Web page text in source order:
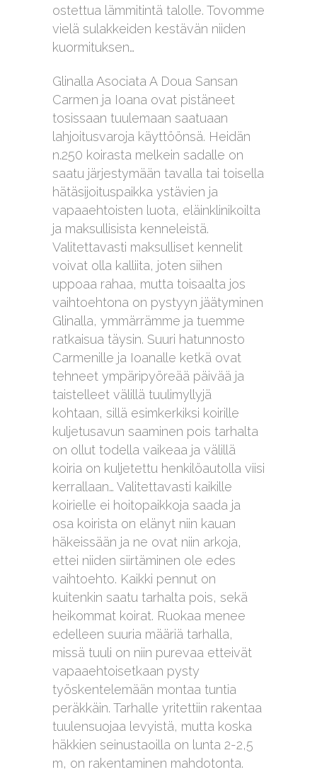
ostettua lämmitintä talolle. Tovomme
vielä sulakkeiden kestävän niiden
kuormituksen…
Glinalla Asociata A Doua Sansan
Carmen ja Ioana ovat pistäneet
tosissaan tuulemaan saatuaan
lahjoitusvaroja käyttöönsä. Heidän
n.250 koirasta melkein sadalle on
saatu järjestymään tavalla tai toisella
hätäsijoituspaikka ystävien ja
vapaaehtoisten luota, eläinklinikoilta
ja maksullisista kenneleistä.
Valitettavasti maksulliset kennelit
voivat olla kalliita, joten siihen
uppoaa rahaa, mutta toisaalta jos
vaihtoehtona on pystyyn jäätyminen
Glinalla, ymmärrämme ja tuemme
ratkaisua täysin. Suuri hatunnosto
Carmenille ja Ioanalle ketkä ovat
tehneet ympäripyöreää päivää ja
taistelleet välillä tuulimyllyjä
kohtaan, sillä esimkerkiksi koirille
kuljetusavun saaminen pois tarhalta
on ollut todella vaikeaa ja välillä
koiria on kuljetettu henkilöautolla viisi
kerrallaan… Valitettavasti kaikille
koirielle ei hoitopaikkoja saada ja
osa koirista on elänyt niin kauan
häkeissään ja ne ovat niin arkoja,
ettei niiden siirtäminen ole edes
vaihtoehto. Kaikki pennut on
kuitenkin saatu tarhalta pois, sekä
heikommat koirat. Ruokaa menee
edelleen suuria määriä tarhalla,
missä tuuli on niin purevaa etteivät
vapaaehtoisetkaan pysty
työskentelemään montaa tuntia
peräkkäin. Tarhalle yritettiin rakentaa
tuulensuojaa levyistä, mutta koska
häkkien seinustaoilla on lunta 2-2,5
m, on rakentaminen mahdotonta.